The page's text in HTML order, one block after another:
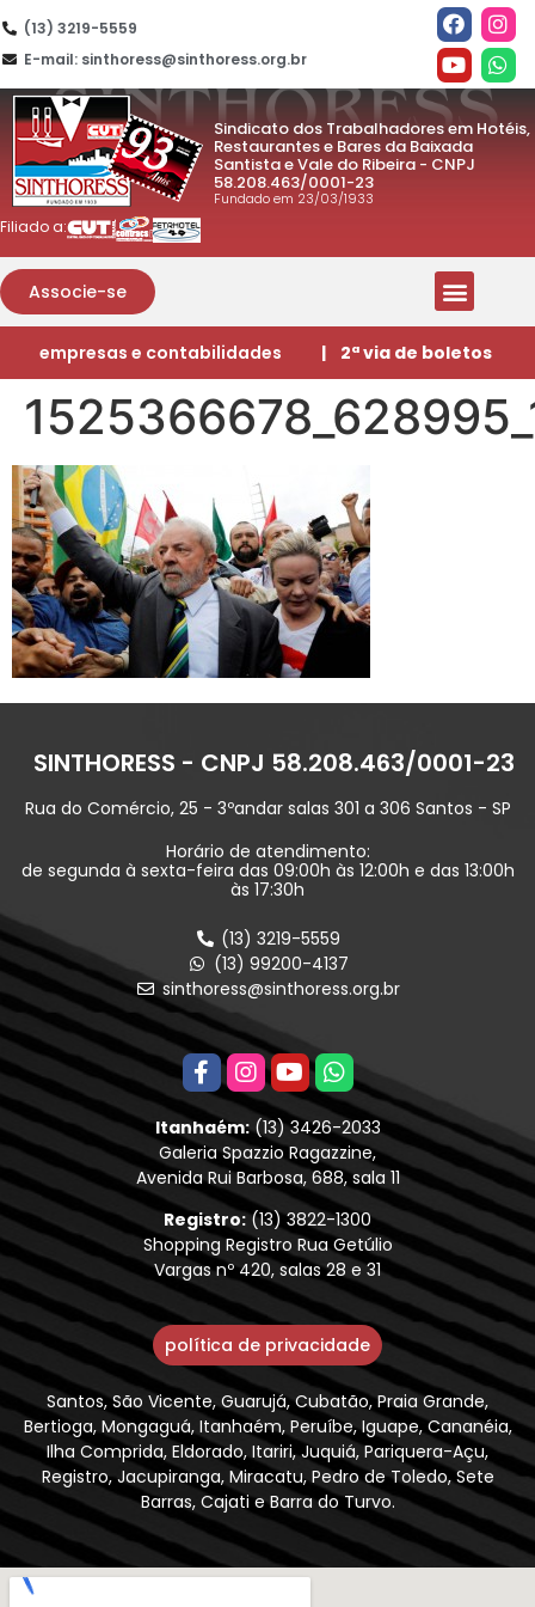
(13) 3219-5559
E-mail: sinthoress@sinthoress.org.br
Sindicato dos Trabalhadores em Hotéis,
Restaurantes e Bares da Baixada
Santista e Vale do Ribeira - CNPJ
58.208.463/0001-23
Fundado em 23/03/1933
Filiado a:
Associe-se
empresas e contabilidades | 2ª via de boletos
SINTHORESS - CNPJ 58.208.463/0001-23
Rua do Comércio, 25 - 3ºandar salas 301 a 306 Santos - SP
Horário de atendimento:
de segunda à sexta-feira das 09:00h às 12:00h e das 13:00h
às 17:30h
(13) 3219-5559
(13) 99200-4137
sinthoress@sinthoress.org.br
Itanhaém:(13) 3426-2033
Galeria Spazzio Ragazzine,
Avenida Rui Barbosa, 688, sala 11
Registro:(13) 3822-1300
Shopping Registro Rua Getúlio
Vargas nº 420, salas 28 e 31
política de privacidade
Santos, São Vicente, Guarujá, Cubatão, Praia Grande,
Bertioga, Mongaguá, Itanhaém, Peruíbe, Iguape, Cananéia,
Ilha Comprida, Eldorado, Itariri, Juquiá, Pariquera-Açu,
Registro, Jacupiranga, Miracatu, Pedro de Toledo, Sete
Barras, Cajati e Barra do Turvo.